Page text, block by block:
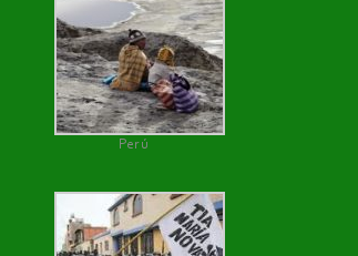
Perú